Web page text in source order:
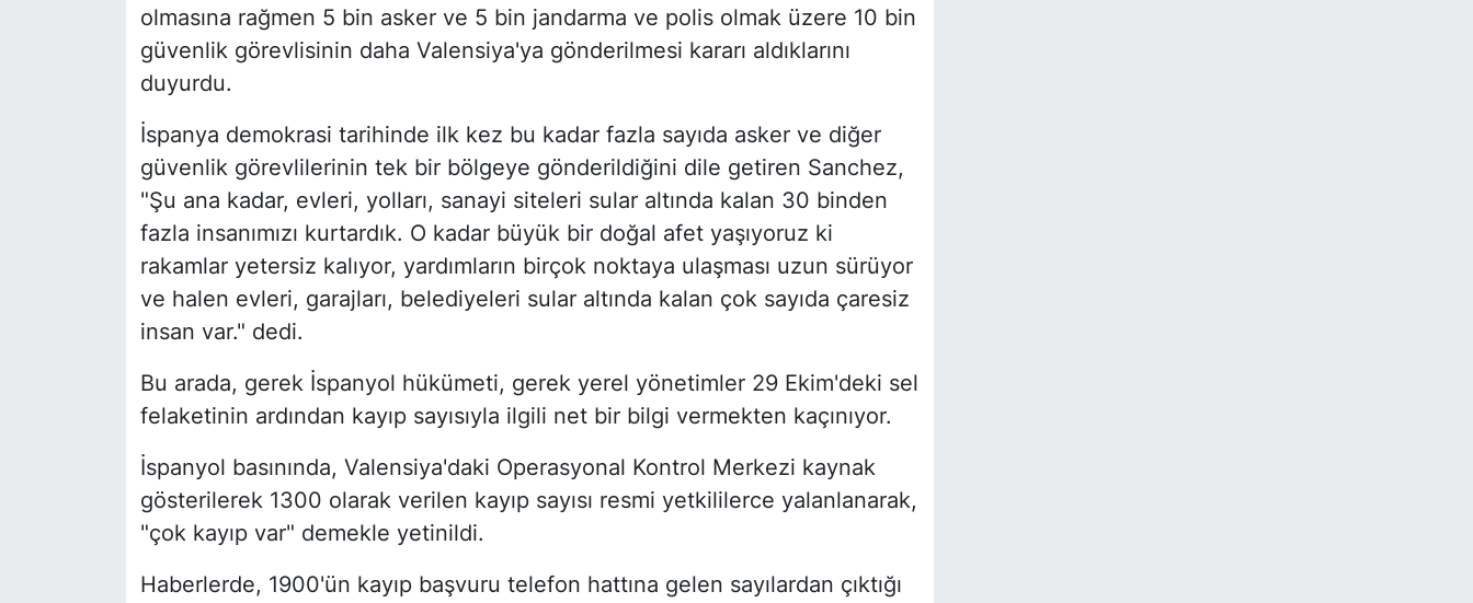
olmasına rağmen 5 bin asker ve 5 bin jandarma ve polis olmak üzere 10 bin
güvenlik görevlisinin daha Valensiya'ya gönderilmesi kararı aldıklarını
duyurdu.
İspanya demokrasi tarihinde ilk kez bu kadar fazla sayıda asker ve diğer
güvenlik görevlilerinin tek bir bölgeye gönderildiğini dile getiren Sanchez,
"Şu ana kadar, evleri, yolları, sanayi siteleri sular altında kalan 30 binden
fazla insanımızı kurtardık. O kadar büyük bir doğal afet yaşıyoruz ki
rakamlar yetersiz kalıyor, yardımların birçok noktaya ulaşması uzun sürüyor
ve halen evleri, garajları, belediyeleri sular altında kalan çok sayıda çaresiz
insan var." dedi.
Bu arada, gerek İspanyol hükümeti, gerek yerel yönetimler 29 Ekim'deki sel
felaketinin ardından kayıp sayısıyla ilgili net bir bilgi vermekten kaçınıyor.
İspanyol basınında, Valensiya'daki Operasyonal Kontrol Merkezi kaynak
gösterilerek 1300 olarak verilen kayıp sayısı resmi yetkililerce yalanlanarak,
"çok kayıp var" demekle yetinildi.
Haberlerde, 1900'ün kayıp başvuru telefon hattına gelen sayılardan çıktığı